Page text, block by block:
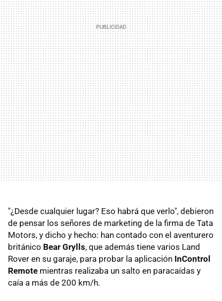
"¿Desde cualquier lugar? Eso habrá que verlo", debieron
de pensar los señores de marketing de la firma de Tata
Motors, y dicho y hecho: han contado con el aventurero
británico Bear Grylls, que además tiene varios Land
Rover en su garaje, para probar la aplicación InControl
Remote mientras realizaba un salto en paracaídas y
caía a más de 200 km/h.